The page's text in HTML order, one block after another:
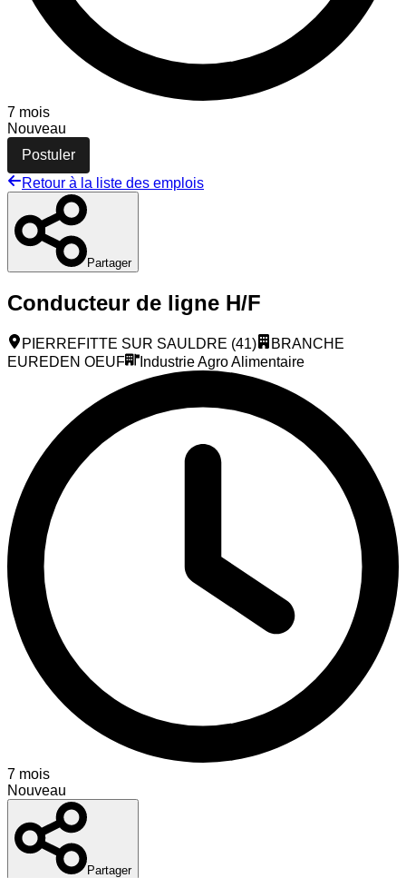
7 mois
Nouveau
Postuler
Retour à la liste des emplois
Partager
Conducteur de ligne H/F
PIERREFITTE SUR SAULDRE (41)
BRANCHE
EUREDEN OEUF
Industrie Agro Alimentaire
7 mois
Nouveau
Partager